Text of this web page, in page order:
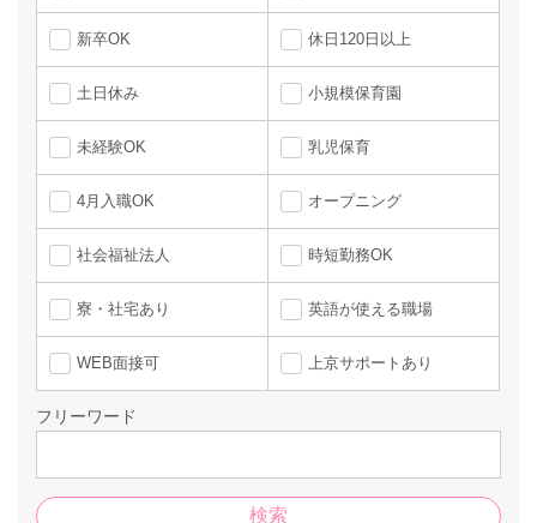
新卒OK 休日120日以上
土日休み 小規模保育園
未経験OK 乳児保育
4月入職OK オープニング
社会福祉法人 時短勤務OK
寮・社宅あり 英語が使える職場
WEB面接可 上京サポートあり
フリーワード